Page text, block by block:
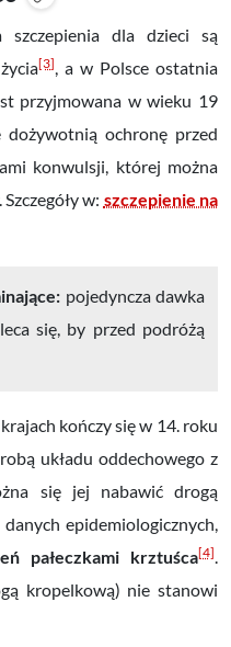
dla dzieci są
[3], a w Polsce ostatnia
przyjmowana w wieku 19
dożywotnią ochronę przed
konwulsji, której można
w: szczepienie na
pojedyncza dawka
się, by przed podróżą
kończy się w 14. roku
układu oddechowego z
się jej nabawić drogą
epidemiologicznych,
pałeczkami krztuśca[4].
kropelkową) nie stanowi